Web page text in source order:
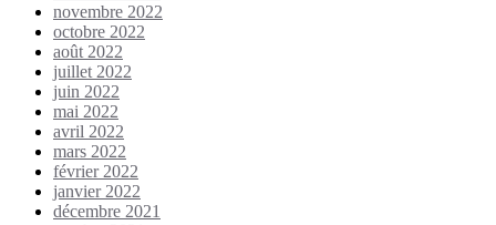
novembre 2022
octobre 2022
août 2022
juillet 2022
juin 2022
mai 2022
avril 2022
mars 2022
février 2022
janvier 2022
décembre 2021